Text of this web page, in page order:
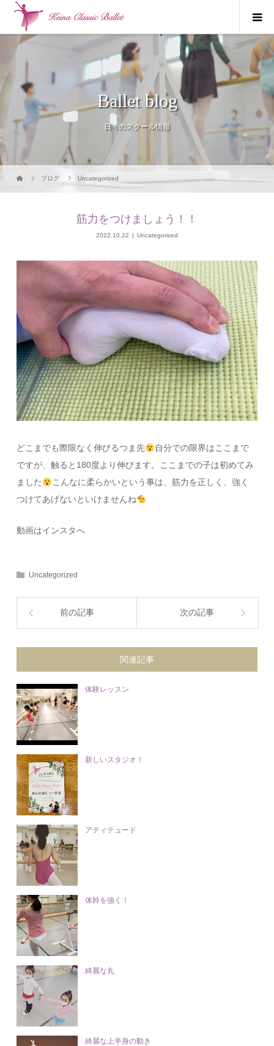
Ballet blog
日々のスクール情報
ブログ Uncategorized
筋力をつけましょう！！
2022.10.22 Uncategorized
どこまでも際限なく伸びるつま先
自分での限界はここまで
ですが、触ると180度より伸びます。ここまでの子は初めてみ
ました
こんなに柔らかいという事は、筋力を正しく、強く
つけてあげないといけませんね
動画はインスタへ
Uncategorized
前の記事 次の記事
関連記事
体験レッスン
新しいスタジオ！
アティテュード
体幹を強く！
綺麗な丸
綺麗な上半身の動き